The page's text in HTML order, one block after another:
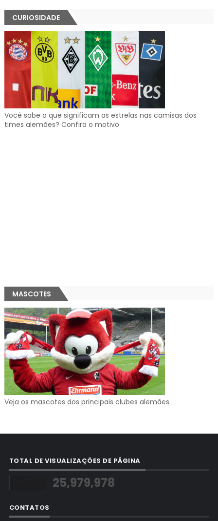
CURIOSIDADE
Você sabe o que significam as estrelas nas camisas dos
times alemães? Confira o motivo
MASCOTES
Veja os mascotes dos principais clubes alemães
TOTAL DE VISUALIZAÇÕES DE PÁGINA
25,979,978
CONTATOS